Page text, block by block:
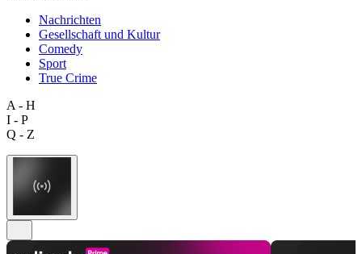
Nachrichten
Gesellschaft und Kultur
Comedy
Sport
True Crime
A - H
I - P
Q - Z